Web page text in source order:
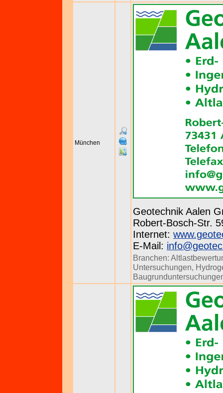
München
Geotechnik Aalen
Robert-Bosch-Str.
Internet:
E-Mail:
Branchen:
Untersuchungen,